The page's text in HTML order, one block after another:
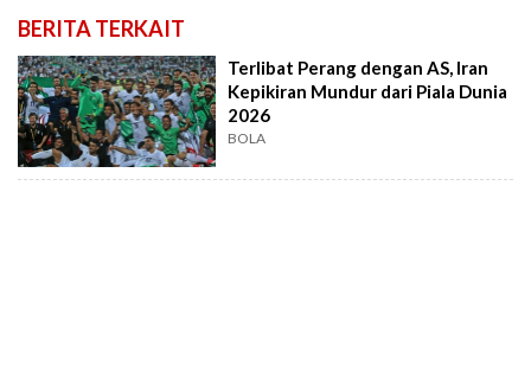
BERITA TERKAIT
Terlibat Perang dengan AS, Iran
Kepikiran Mundur dari Piala Dunia
2026
BOLA